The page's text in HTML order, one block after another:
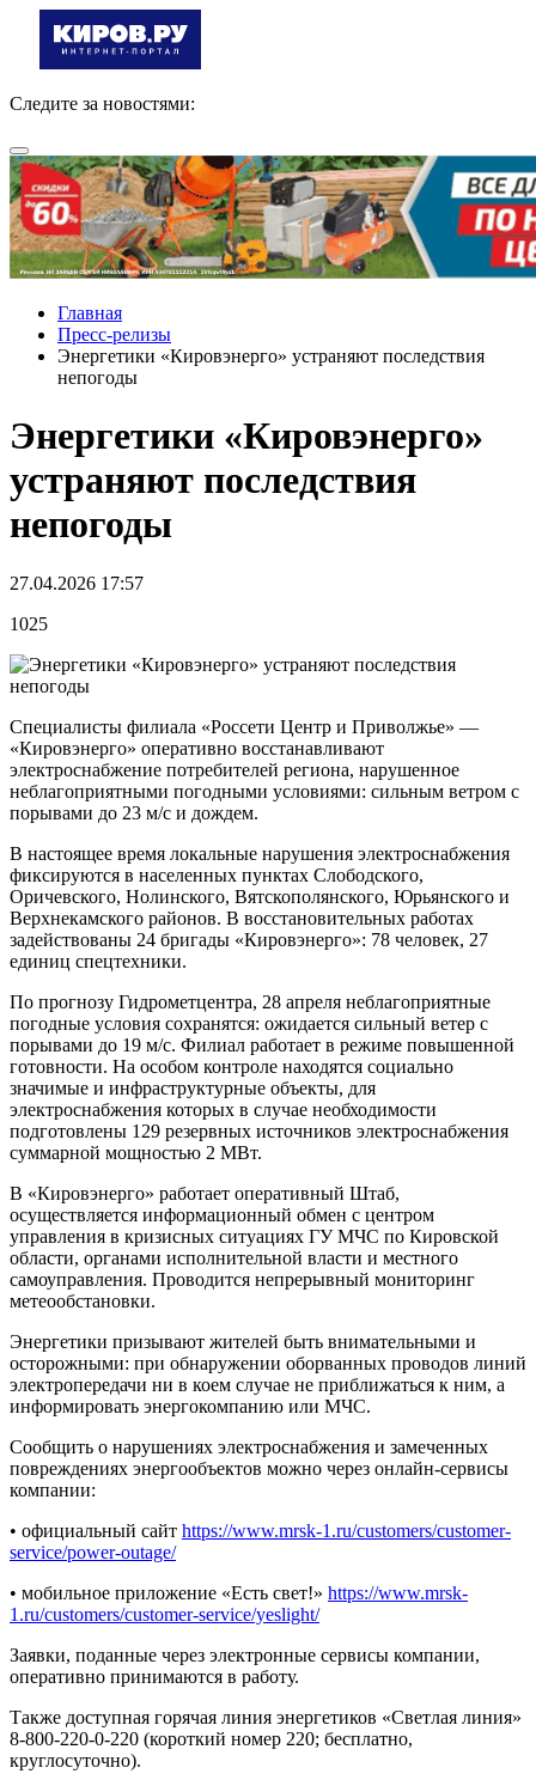
Следите за новостями:
Главная
Пресс-релизы
Энергетики «Кировэнерго» устраняют последствия
непогоды
Энергетики «Кировэнерго»
устраняют последствия
непогоды
27.04.2026 17:57
1025
Специалисты филиала «Россети Центр и Приволжье» —
«Кировэнерго» оперативно восстанавливают
электроснабжение потребителей региона, нарушенное
неблагоприятными погодными условиями: сильным ветром с
порывами до 23 м/с и дождем.
В настоящее время локальные нарушения электроснабжения
фиксируются в населенных пунктах Слободского,
Оричевского, Нолинского, Вятскополянского, Юрьянского и
Верхнекамского районов. В восстановительных работах
задействованы 24 бригады «Кировэнерго»: 78 человек, 27
единиц спецтехники.
По прогнозу Гидрометцентра, 28 апреля неблагоприятные
погодные условия сохранятся: ожидается сильный ветер с
порывами до 19 м/с. Филиал работает в режиме повышенной
готовности. На особом контроле находятся социально
значимые и инфраструктурные объекты, для
электроснабжения которых в случае необходимости
подготовлены 129 резервных источников электроснабжения
суммарной мощностью 2 МВт.
В «Кировэнерго» работает оперативный Штаб,
осуществляется информационный обмен с центром
управления в кризисных ситуациях ГУ МЧС по Кировской
области, органами исполнительной власти и местного
самоуправления. Проводится непрерывный мониторинг
метеообстановки.
Энергетики призывают жителей быть внимательными и
осторожными: при обнаружении оборванных проводов линий
электропередачи ни в коем случае не приближаться к ним, а
информировать энергокомпанию или МЧС.
Сообщить о нарушениях электроснабжения и замеченных
повреждениях энергообъектов можно через онлайн-сервисы
компании:
• официальный сайт https://www.mrsk-1.ru/customers/customer-
service/power-outage/
• мобильное приложение «Есть свет!» https://www.mrsk-
1.ru/customers/customer-service/yeslight/
Заявки, поданные через электронные сервисы компании,
оперативно принимаются в работу.
Также доступная горячая линия энергетиков «Светлая линия»
8-800-220-0-220 (короткий номер 220; бесплатно,
круглосуточно).